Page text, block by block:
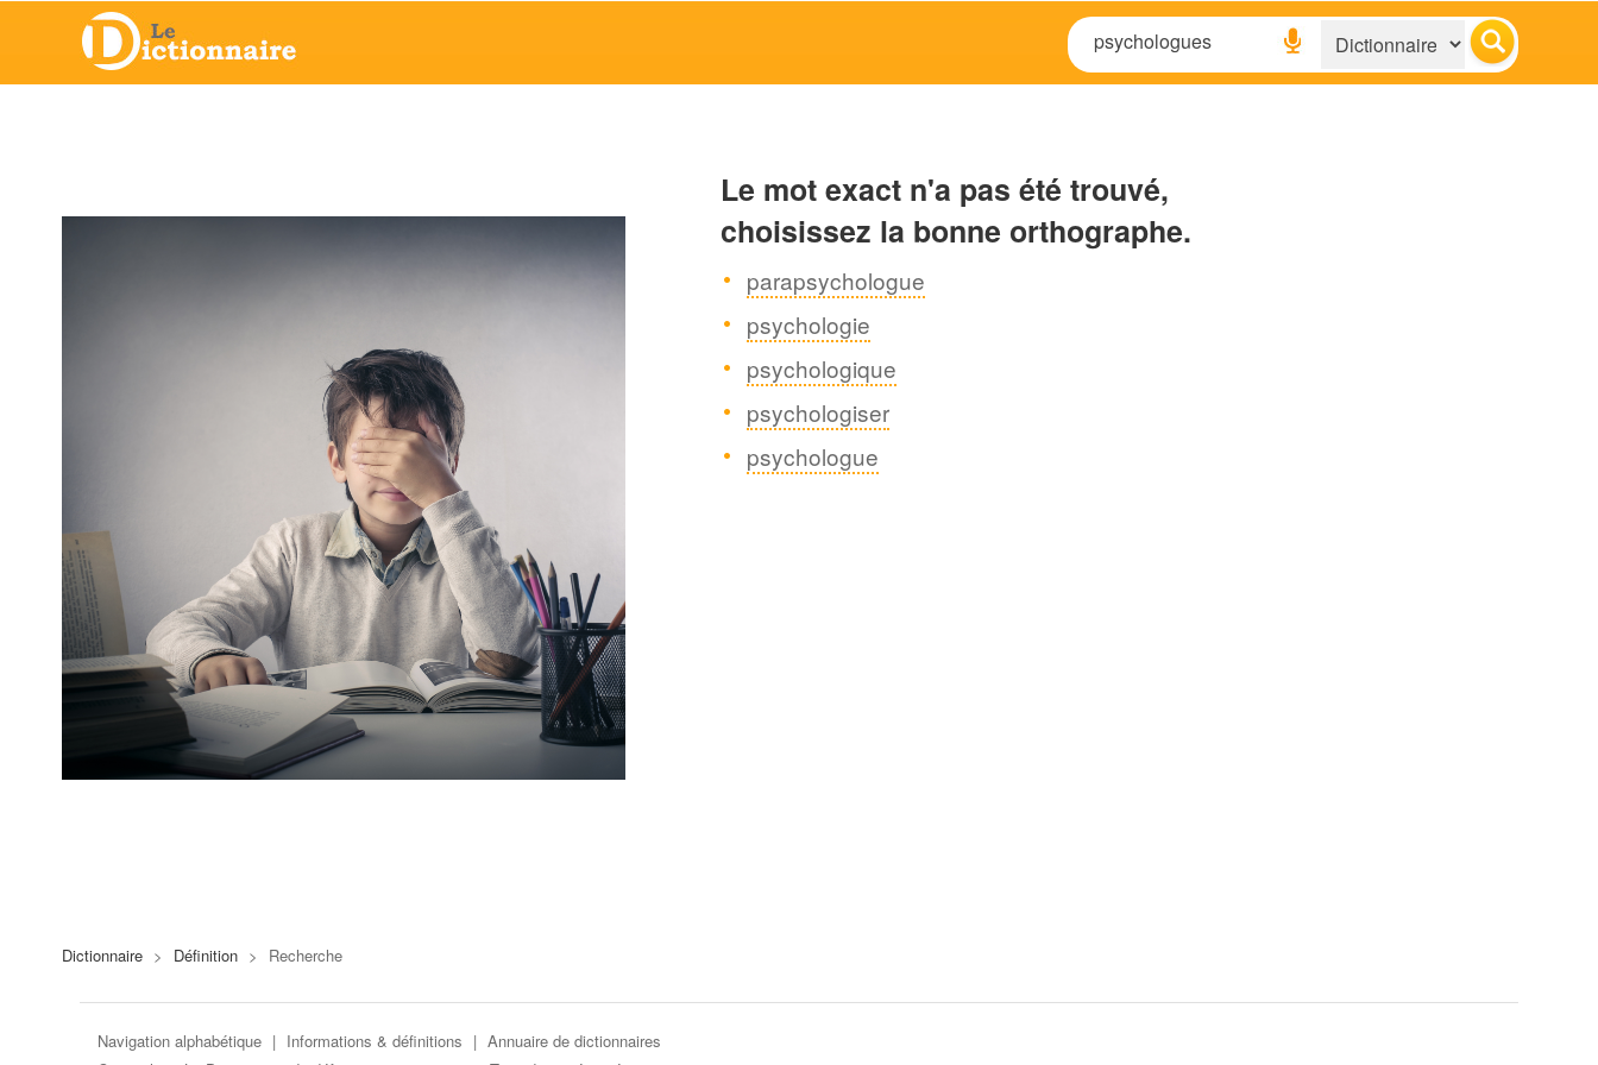
Le mot exact n'a pas été trouvé,
choisissez la bonne orthographe.
parapsychologue
psychologie
psychologique
psychologiser
psychologue
Dictionnaire > Définition > Recherche
Navigation alphabétique | Informations & définitions | Annuaire de dictionnaires